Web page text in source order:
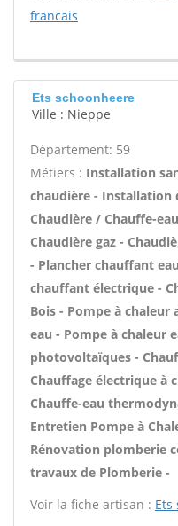
francais
Ets schoonheere
Ville : Nieppe
Département: 59
Métiers : Installation
chaudière - Installation
Chaudière / Chauffe-
Chaudière gaz -
- Plancher chauffant
chauffant électrique -
Bois - Pompe à chaleur
eau - Pompe à chaleur
photovoltaïques -
Chauffage électrique à
Chauffe-eau
Entretien Pompe à
Rénovation plomberie
travaux de Plomberie -
Voir la fiche artisan : Ets